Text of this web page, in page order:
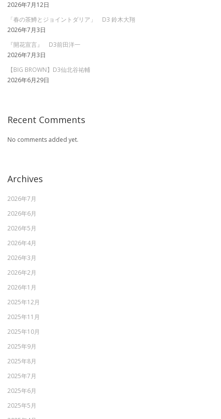
2026年7月12日
「春の茶鱒とジョイントダリア」 D3 鈴木大翔
2026年7月3日
『開花宣言』 D3前田洋一
2026年7月3日
【BIG BROWN】D3仙北谷祐輔
2026年6月29日
Recent Comments
No comments added yet.
Archives
2026年7月
2026年6月
2026年5月
2026年4月
2026年3月
2026年2月
2026年1月
2025年12月
2025年11月
2025年10月
2025年9月
2025年8月
2025年7月
2025年6月
2025年5月